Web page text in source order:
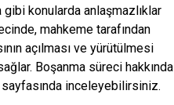
gibi konularda anlaşmazlıklar
mahkeme tarafından
açılması ve yürütülmesi
Boşanma süreci hakkında
sayfasında inceleyebilirsiniz.